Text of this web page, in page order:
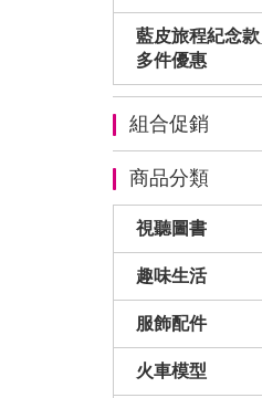
藍皮旅程紀念款_
多件優惠
組合促銷
商品分類
視聽圖書
趣味生活
服飾配件
火車模型